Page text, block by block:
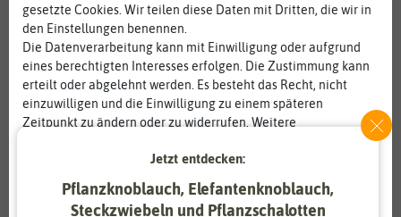
-50%
gesetzte Cookies. Wir teilen diese Daten mit Dritten, die wir in
den Einstellungen benennen.
Die Datenverarbeitung kann mit Einwilligung oder aufgrund
eines berechtigten Interesses erfolgen. Die Zustimmung kann
erteilt oder abgelehnt werden. Es besteht das Recht, nicht
einzuwilligen und die Einwilligung zu einem späteren
Zeitpunkt zu ändern oder zu widerrufen. Weitere
Informationen zur Verwendung personenbezogener Daten und
den Diensten erklären wir in unsererDaten­schutz­erklärung
Essenziell Statistik
Jetzt entdecken:
Pflanzknoblauch, Elefantenknoblauch,
Steckzwiebeln und Pflanzschalotten